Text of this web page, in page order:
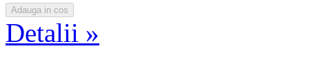
Detalii »